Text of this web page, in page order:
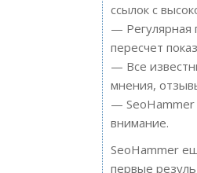
ссылок с
— Регулярная
пересчет
— Все
мнения,
— SeoHammer
внимание.
SeoHammer
первые